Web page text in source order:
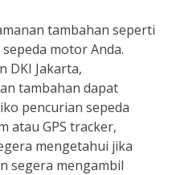
tambahan seperti
motor Anda.
DKI Jakarta,
tambahan dapat
pencurian sepeda
atau GPS tracker,
mengetahui jika
segera mengambil